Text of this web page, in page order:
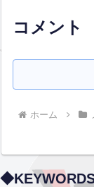
コメント
ホーム